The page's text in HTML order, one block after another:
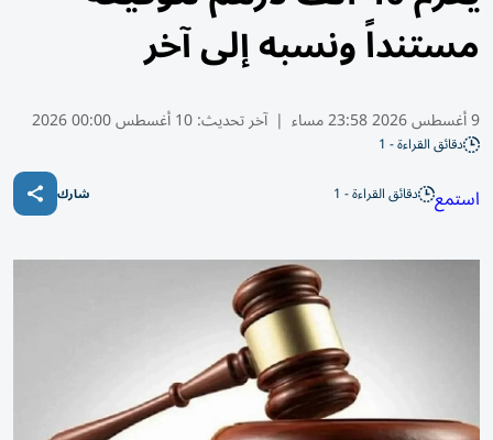
مستنداً ونسبه إلى آخر
9 أغسطس 2026 23:58 مساء | آخر تحديث:10 أغسطس 00:00 2026
دقائق القراءة - 1
استمع دقائق القراءة - 1 شارك